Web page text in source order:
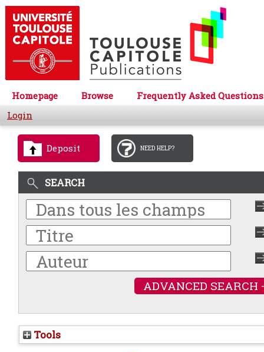
Homepage Browse
Frequently Asked Questions
Login
Deposit NEED HELP?
SEARCH
ADVANCED SEARCH
Tools